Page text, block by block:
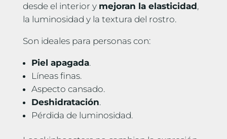
desde el interior y mejoran la elasticidad,
la luminosidad y la textura del rostro.
Son ideales para personas con:
Piel apagada.
Líneas finas.
Aspecto cansado.
Deshidratación.
Pérdida de luminosidad.